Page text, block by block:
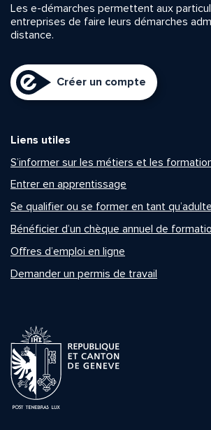
Les e-démarches permettent aux
entreprises de faire leurs démarches
distance.
Créer un compte
Liens utiles
S’informer sur les métiers et les
Entrer en apprentissage
Se qualifier ou se former en tant qu’adulte
Bénéficier d’un chèque annuel de
Offres d’emploi en ligne
Demander un permis de travail